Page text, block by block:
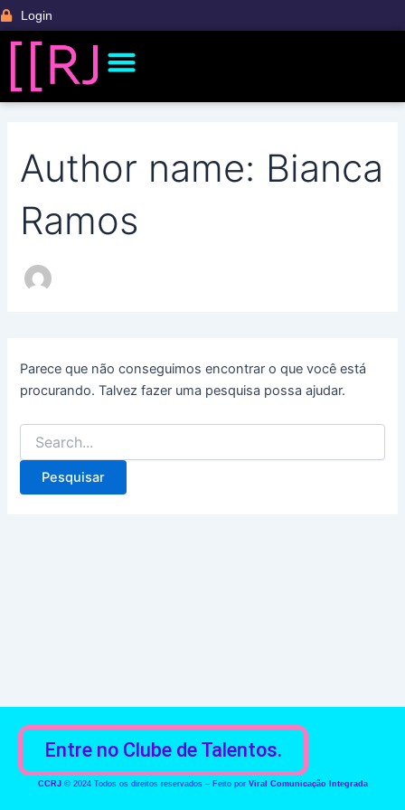
Ir
para
Login
Menu
Author name: Bianca
Ramos
Parece que não conseguimos encontrar o que você está
procurando. Talvez fazer uma pesquisa possa ajudar.
Pesquisar
por:
Entre no Clube de Talentos.
CCRJ© 2024 Todos os direitos reservados – Feito por Viral Comunicação Integrada